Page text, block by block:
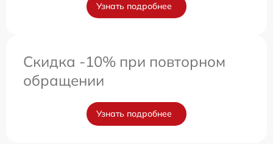
Узнать подробнее
Скидка -10% при повторном
обращении
Узнать подробнее